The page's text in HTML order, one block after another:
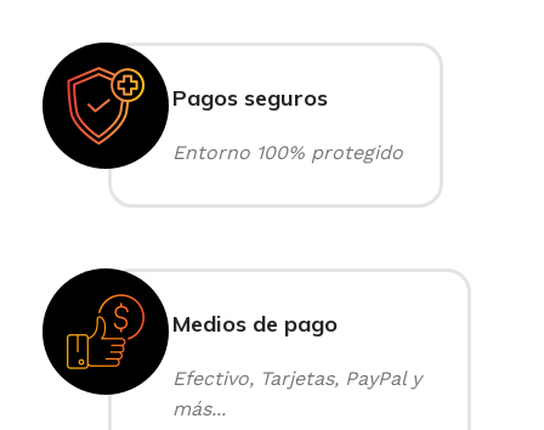
Pagos seguros
Entorno 100% protegido
Medios de pago
Efectivo, Tarjetas, PayPal y
más...